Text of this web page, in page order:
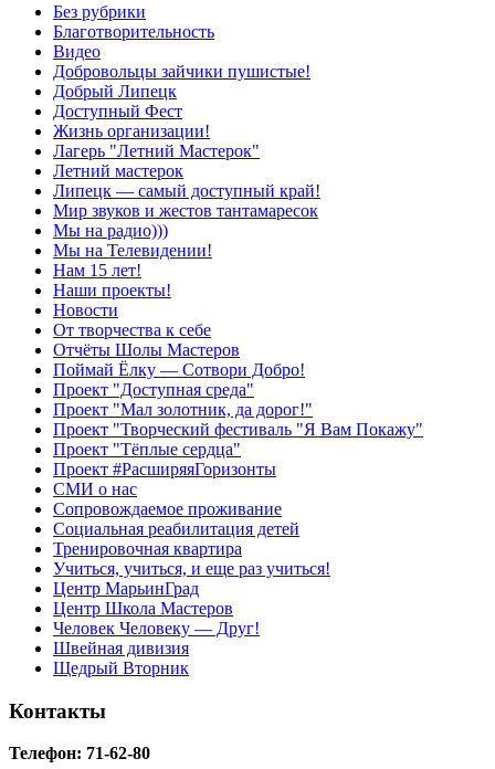
Без рубрики
Благотворительность
Видео
Добровольцы зайчики пушистые!
Добрый Липецк
Доступный Фест
Жизнь организации!
Лагерь "Летний Мастерок"
Летний мастерок
Липецк — самый доступный край!
Мир звуков и жестов тантамаресок
Мы на радио)))
Мы на Телевидении!
Нам 15 лет!
Наши проекты!
Новости
От творчества к себе
Отчёты Шолы Мастеров
Поймай Ёлку — Сотвори Добро!
Проект "Доступная среда"
Проект "Мал золотник, да дорог!"
Проект "Творческий фестиваль "Я Вам Покажу"
Проект "Тёплые сердца"
Проект #РасширяяГоризонты
СМИ о нас
Сопровождаемое проживание
Социальная реабилитация детей
Тренировочная квартира
Учиться, учиться, и еще раз учиться!
Центр МарьинГрад
Центр Школа Мастеров
Человек Человеку — Друг!
Швейная дивизия
Щедрый Вторник
Контакты
Телефон: 71-62-80